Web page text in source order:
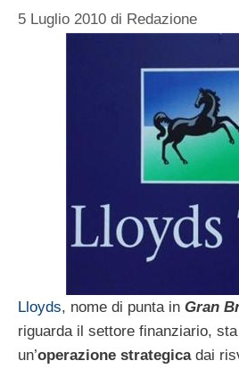
5 Luglio 2010 di Redazione
Lloyds, nome di punta in Gran
riguarda il settore finanziario,
un’operazione strategicadai